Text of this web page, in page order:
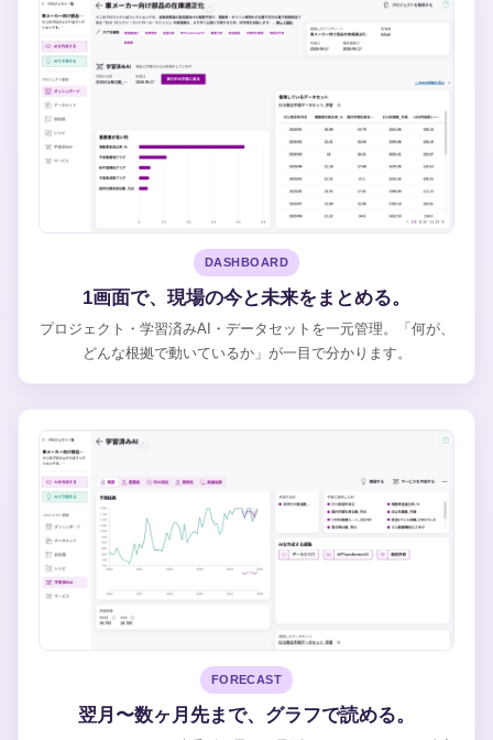
DASHBOARD
1画面で、現場の今と未来をまとめる。
プロジェクト・学習済みAI・データセットを一元管理。「何が、
どんな根拠で動いているか」が一目で分かります。
FORECAST
翌月〜数ヶ月先まで、グラフで読める。